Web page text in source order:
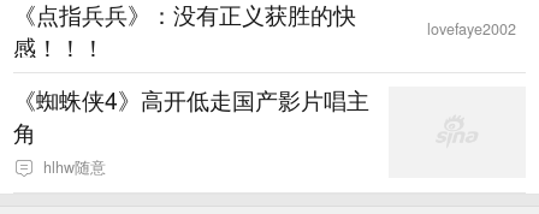
《点指兵兵》：没有正义获胜的快
感！！！
lovefaye2002
《蜘蛛侠4》高开低走国产影片唱主
角
hlhw随意